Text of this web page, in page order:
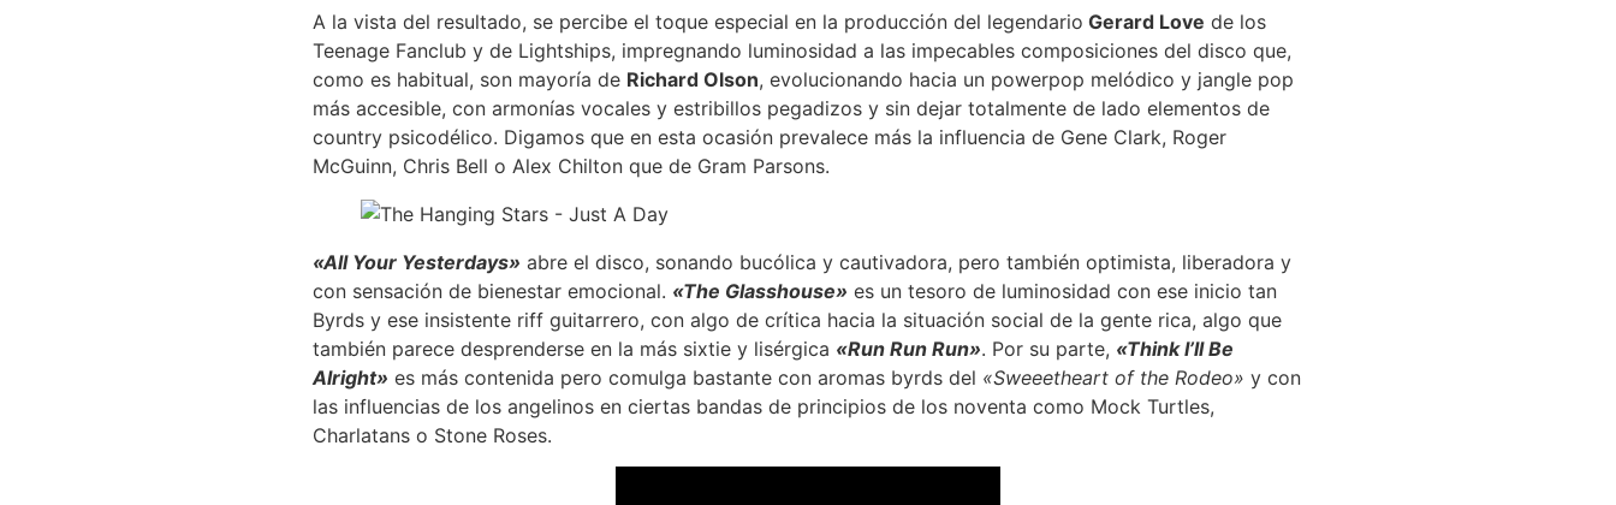
A la vista del resultado, se percibe el toque especial en la producción del legendario Gerard Love de los
Teenage Fanclub y de Lightships, impregnando luminosidad a las impecables composiciones del disco que,
como es habitual, son mayoría de Richard Olson, evolucionando hacia un powerpop melódico y jangle pop
más accesible, con armonías vocales y estribillos pegadizos y sin dejar totalmente de lado elementos de
country psicodélico. Digamos que en esta ocasión prevalece más la influencia de Gene Clark, Roger
McGuinn, Chris Bell o Alex Chilton que de Gram Parsons.
«All Your Yesterdays» abre el disco, sonando bucólica y cautivadora, pero también optimista, liberadora y
con sensación de bienestar emocional. «The Glasshouse» es un tesoro de luminosidad con ese inicio tan
Byrds y ese insistente riff guitarrero, con algo de crítica hacia la situación social de la gente rica, algo que
también parece desprenderse en la más sixtie y lisérgica «Run Run Run». Por su parte, «Think I’ll Be
Alright» es más contenida pero comulga bastante con aromas byrds del «Sweeetheart of the Rodeo» y con
las influencias de los angelinos en ciertas bandas de principios de los noventa como Mock Turtles,
Charlatans o Stone Roses.